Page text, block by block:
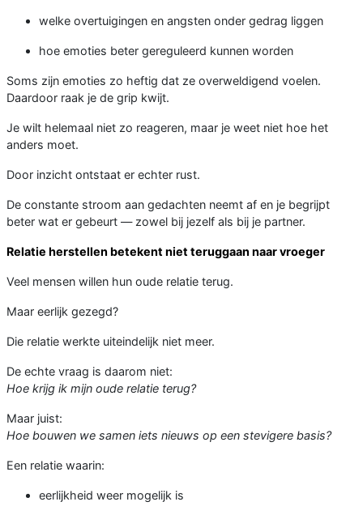
welke overtuigingen en angsten onder gedrag liggen
hoe emoties beter gereguleerd kunnen worden
Soms zijn emoties zo heftig dat ze overweldigend voelen.
Daardoor raak je de grip kwijt.
Je wilt helemaal niet zo reageren, maar je weet niet hoe het
anders moet.
Door inzicht ontstaat er echter rust.
De constante stroom aan gedachten neemt af en je begrijpt
beter wat er gebeurt — zowel bij jezelf als bij je partner.
Relatie herstellen betekent niet teruggaan naar vroeger
Veel mensen willen hun oude relatie terug.
Maar eerlijk gezegd?
Die relatie werkte uiteindelijk niet meer.
De echte vraag is daarom niet:
Hoe krijg ik mijn oude relatie terug?
Maar juist:
Hoe bouwen we samen iets nieuws op een stevigere basis?
Een relatie waarin:
eerlijkheid weer mogelijk is